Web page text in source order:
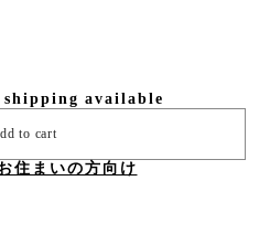
available
to cart
住まいの方向け